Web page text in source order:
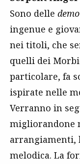
Sono delle demo
ingenue e
nei titoli, che
quelli dei
particolare, fa
ispirate nelle
Verranno in
migliorandone
arrangiamenti,
melodica. La